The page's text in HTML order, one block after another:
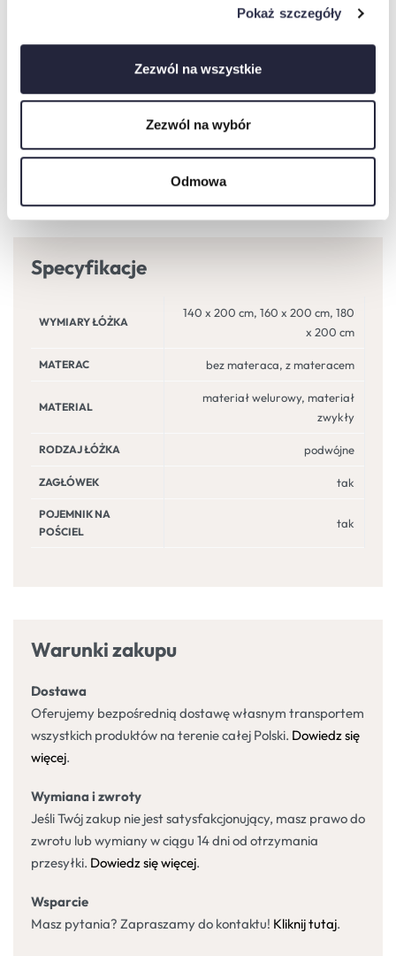
Pokaż szczegóły
Zezwól na wszystkie
Zezwól na wybór
Odmowa
Specyfikacje
WYMIARY ŁÓŻKA
140 x 200 cm, 160 x 200 cm, 180
x 200 cm
MATERAC bez materaca, z materacem
MATERIAL
materiał welurowy, materiał
zwykły
RODZAJ ŁÓŻKA podwójne
ZAGŁÓWEK tak
POJEMNIK NA
POŚCIEL
tak
Warunki zakupu
Dostawa
Oferujemy bezpośrednią dostawę własnym transportem
wszystkich produktów na terenie całej Polski. Dowiedz się
więcej.
Wymiana i zwroty
Jeśli Twój zakup nie jest satysfakcjonujący, masz prawo do
zwrotu lub wymiany w ciągu 14 dni od otrzymania
przesyłki. Dowiedz się więcej.
Wsparcie
Masz pytania? Zapraszamy do kontaktu! Kliknij tutaj.